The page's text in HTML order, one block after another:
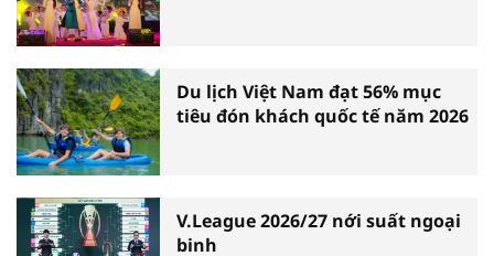
Du lịch Việt Nam đạt 56% mục
tiêu đón khách quốc tế năm 2026
V.League 2026/27 nới suất ngoại
binh